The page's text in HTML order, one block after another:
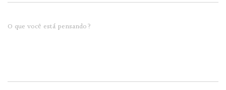
O que você está pensando?